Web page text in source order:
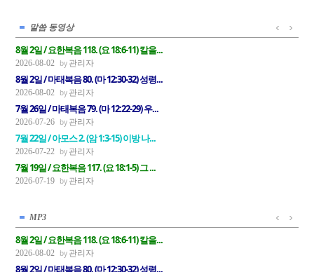
말씀 동영상
8월 2일 / 요한복음 118. (요 18:6-11) 칼을...
2026-08-02 관리자
8월 2일 / 마태복음 80. (마 12:30-32) 성령...
2026-08-02 관리자
7월 26일 / 마태복음 79. (마 12:22-29) 우...
2026-07-26 관리자
7월 22일 / 아모스 2. (암 1:3-15) 이방 나...
2026-07-22 관리자
7월 19일 / 요한복음 117. (요 18:1-5) 그 ...
2026-07-19 관리자
MP3
8월 2일 / 요한복음 118. (요 18:6-11) 칼을...
2026-08-02 관리자
8월 2일 / 마태복음 80. (마 12:30-32) 성령...